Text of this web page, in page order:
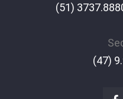
(51)
(47)